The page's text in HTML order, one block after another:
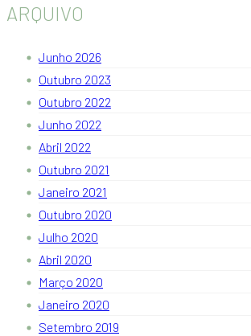
ARQUIVO
Junho 2026
Outubro 2023
Outubro 2022
Junho 2022
Abril 2022
Outubro 2021
Janeiro 2021
Outubro 2020
Julho 2020
Abril 2020
Março 2020
Janeiro 2020
Setembro 2019